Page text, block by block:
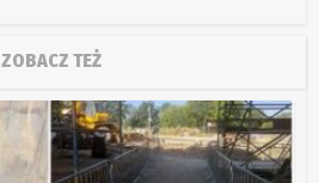
ZOBACZ TEŻ